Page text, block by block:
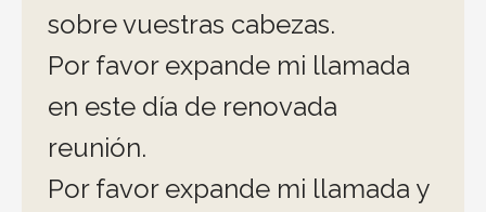
sobre vuestras cabezas.
Por favor expande mi llamada
en este día de renovada
reunión.
Por favor expande mi llamada y